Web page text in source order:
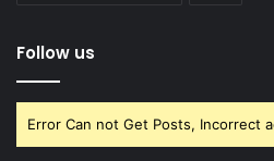
Follow us
Error Can not Get Posts, Incorrect